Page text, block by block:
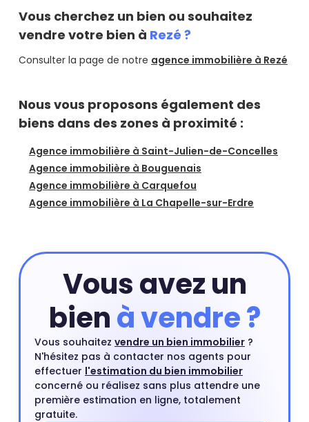
Vous cherchez un bien ou souhaitez
vendre votre bien à Rezé ?
Consulter la page de notre agence immobilière à Rezé
Nous vous proposons également des
biens dans des zones à proximité :
Agence immobilière à Saint-Julien-de-Concelles
Agence immobilière à Bouguenais
Agence immobilière à Carquefou
Agence immobilière à La Chapelle-sur-Erdre
Vous avez un
bienà vendre ?
Vous souhaitez vendre un bien immobilier ?
N'hésitez pas à contacter nos agents pour
effectuer l'estimation du bien immobilier
concerné ou réalisez sans plus attendre une
première estimation en ligne, totalement
gratuite.